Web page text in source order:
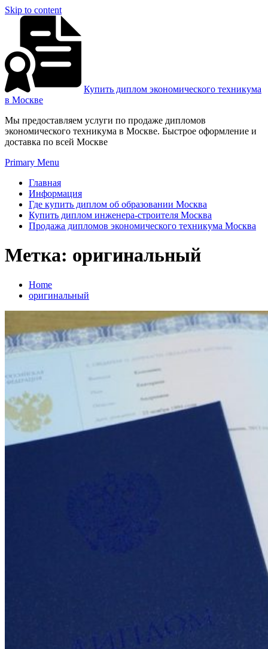
Skip to content
Купить диплом экономического техникума
в Москве
Мы предоставляем услуги по продаже дипломов
экономического техникума в Москве. Быстрое оформление и
доставка по всей Москве
Primary Menu
Главная
Информация
Где купить диплом об образовании Москва
Купить диплом инженера-строителя Москва
Продажа дипломов экономического техникума Москва
Метка: оригинальный
Home
оригинальный